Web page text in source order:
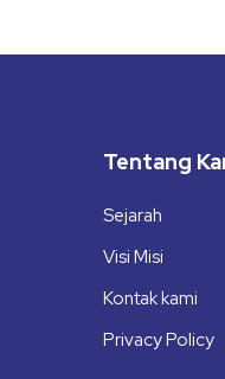
Tentang
Sejarah
Visi Misi
Kontak kami
Privacy Policy